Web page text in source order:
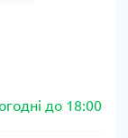
до 18:00